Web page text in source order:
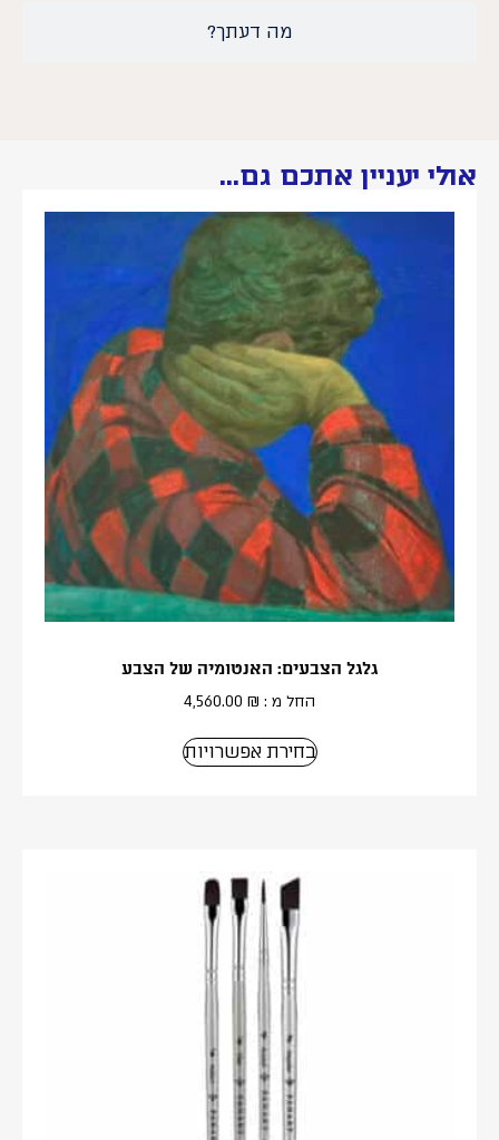
מה דעתך?
אולי יעניין אתכם גם...
גלגל הצבעים: האנטומיה של הצבע
החל מ : 4,560.00 ₪
בחירת אפשרויות